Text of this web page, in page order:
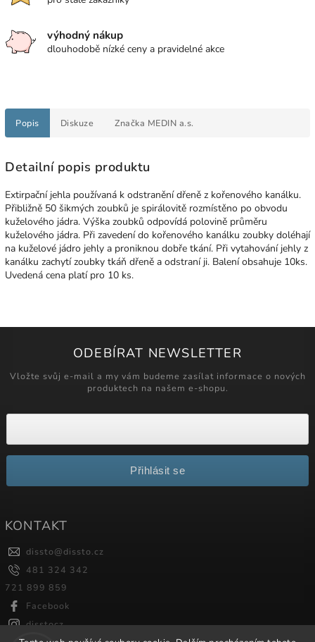
výhodný nákup
dlouhodobě nízké ceny a pravidelné akce
Popis Diskuze Značka MEDIN a.s.
Detailní popis produktu
Extirpační jehla používaná k odstranění dřeně z kořenového kanálku.
Přibližně 50 šikmých zoubků je spirálovitě rozmístěno po obvodu
kuželového jádra. Výška zoubků odpovídá polovině průměru
kuželového jádra. Při zavedení do kořenového kanálku zoubky doléhají
na kuželové jádro jehly a proniknou dobře tkání. Při vytahování jehly z
kanálku zachytí zoubky tkáň dřeně a odstraní ji. Balení obsahuje 10ks.
Uvedená cena platí pro 10 ks.
ODEBÍRAT NEWSLETTER
Vložte svůj e-mail a my vám budeme zasílat informace o nových
produktech na našem e-shopu.
Přihlásit se
KONTAKT
dissto@dissto.cz
481 324 342
721 899 859
Facebook
disstocz